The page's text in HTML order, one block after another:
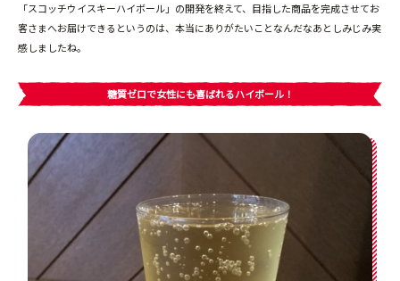
「スコッチウイスキーハイボール」の開発を終えて、目指した商品を完成させてお
客さまへお届けできるというのは、本当にありがたいことなんだなあとしみじみ実
感しましたね。
糖質ゼロで女性にも喜ばれるハイボール！